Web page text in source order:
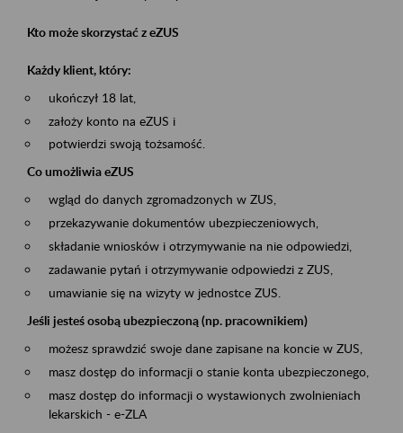
Kto może skorzystać z eZUS
Każdy klient, który:
ukończył 18 lat,
założy konto na eZUS i
potwierdzi swoją tożsamość.
Co umożliwia eZUS
wgląd do danych zgromadzonych w ZUS,
przekazywanie dokumentów ubezpieczeniowych,
składanie wniosków i otrzymywanie na nie odpowiedzi,
zadawanie pytań i otrzymywanie odpowiedzi z ZUS,
umawianie się na wizyty w jednostce ZUS.
Jeśli jesteś osobą ubezpieczoną (np. pracownikiem)
możesz sprawdzić swoje dane zapisane na koncie w ZUS,
masz dostęp do informacji o stanie konta ubezpieczonego,
masz dostęp do informacji o wystawionych zwolnieniach
lekarskich - e-ZLA